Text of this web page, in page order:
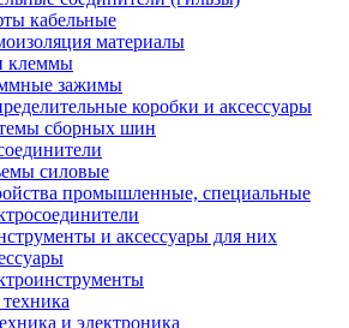
кабельные
материалы
клеммы
зажимы
коробки и аксессуары
сборных шин
силовые
промышленные, специальные
и аксессуары для них
и электроника